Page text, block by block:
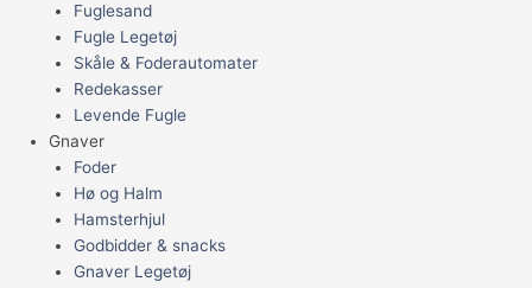
Fuglesand
Fugle Legetøj
Skåle & Foderautomater
Redekasser
Levende Fugle
Gnaver
Foder
Hø og Halm
Hamsterhjul
Godbidder & snacks
Gnaver Legetøj